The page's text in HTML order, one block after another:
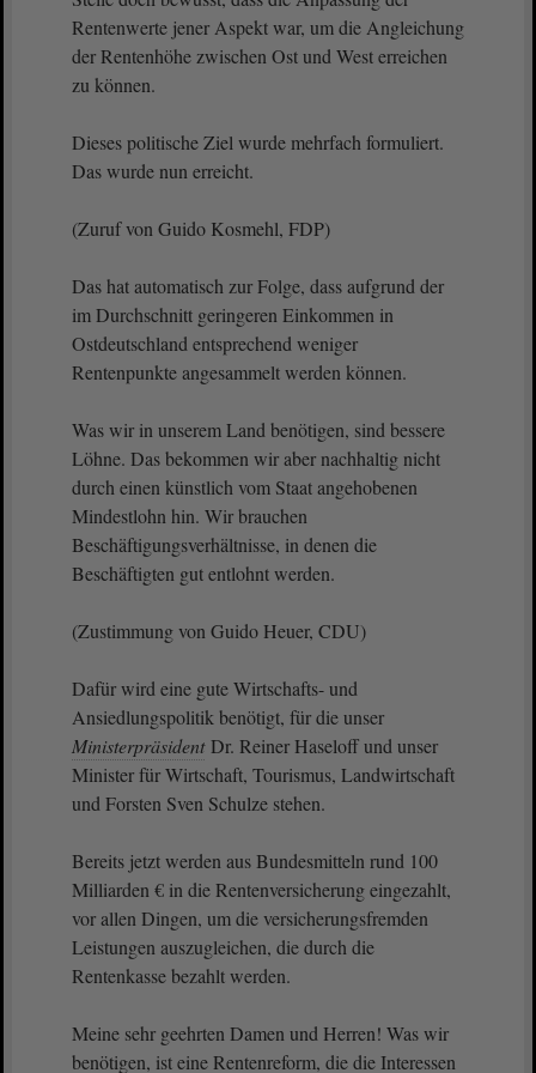
Rentenwerte jener Aspekt war, um die Angleichung
der Rentenhöhe zwischen Ost und West erreichen
zu können.
Dieses politische Ziel wurde mehrfach formuliert.
Das wurde nun erreicht.
(Zuruf von Guido Kosmehl, FDP)
Das hat automatisch zur Folge, dass aufgrund der
im Durchschnitt geringeren Einkommen in
Ostdeutschland entsprechend weniger
Rentenpunkte angesammelt werden können.
Was wir in unserem Land benötigen, sind bessere
Löhne. Das bekommen wir aber nachhaltig nicht
durch einen künstlich vom Staat angehobenen
Mindestlohn hin. Wir brauchen
Beschäftigungsverhältnisse, in denen die
Beschäftigten gut entlohnt werden.
(Zustimmung von Guido Heuer, CDU)
Dafür wird eine gute Wirtschafts- und
Ansiedlungspolitik benötigt, für die unser
Ministerpräsident Dr. Reiner Haseloff und unser
Minister für Wirtschaft, Tourismus, Landwirtschaft
und Forsten Sven Schulze stehen.
Bereits jetzt werden aus Bundesmitteln rund 100
Milliarden € in die Rentenversicherung eingezahlt,
vor allen Dingen, um die versicherungsfremden
Leistungen auszugleichen, die durch die
Rentenkasse bezahlt werden.
Meine sehr geehrten Damen und Herren! Was wir
benötigen, ist eine Rentenreform, die die Interessen